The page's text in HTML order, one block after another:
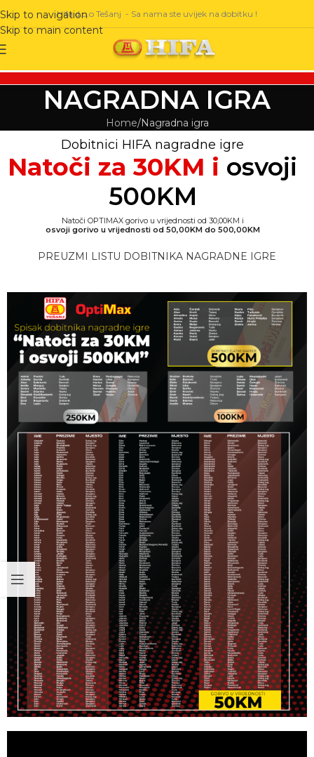
Skip to navigation
Skip to main content
Hifa d.o.o Tešanj - Sa nama ste uvijek na dobitku !
NAGRADNA IGRA
Home Nagradna igra
Dobitnici HIFA nagradne igre
Natoči za 30KM i osvoji
500KM
Natoči OPTIMAX gorivo u vrijednosti od 30,00KM i
osvoji gorivo u vrijednosti od 50,00KM do 500,00KM
PREUZMI LISTU DOBITNIKA NAGRADNE IGRE